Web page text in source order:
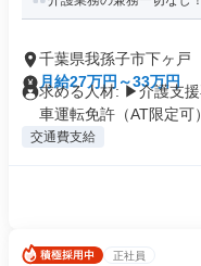
千葉県我孫子市下ヶ戸
月給27万円～33万円
求める人材: ▶介護支
車運転免許（AT限定可
交通費支給
正社員